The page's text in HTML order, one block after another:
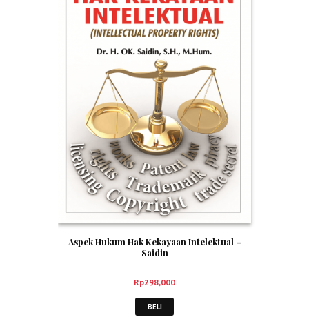
Aspek Hukum Hak Kekayaan Intelektual –
Saidin
Rp298,000
BELI